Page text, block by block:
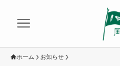
ホーム お知らせ